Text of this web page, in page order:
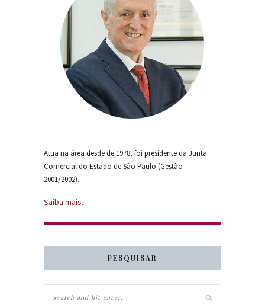
Atua na área desde de 1978, foi presidente da Junta
Comercial do Estado de São Paulo (Gestão
2001/2002)...
Saiba mais.
PESQUISAR